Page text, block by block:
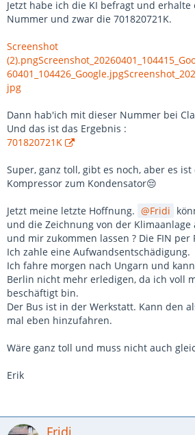
Jetzt habe ich die KI befragt und erhalte
Nummer und zwar die 701820721K.
Screenshot
(2).png
60401_104426_Google.jpg
jpg
Dann hab'ich mit dieser Nummer bei
Und das ist das Ergebnis :
701820721K
Super, ganz toll, gibt es noch, aber es
Kompressor zum Kondensator😔
Jetzt meine letzte Hoffnung. Fridi
und die Zeichnung von der Klimaanlage
und mir zukommen lassen ? Die FIN per
Ich zahle eine Aufwandsentschädigung.
Ich fahre morgen nach Ungarn und
Berlin nicht mehr erledigen, da ich voll
beschäftigt bin.
Der Bus ist in der Werkstatt. Kann den
mal eben hinzufahren.
Wäre ganz toll und muss nicht auch
Erik
Fridi